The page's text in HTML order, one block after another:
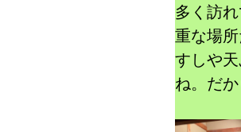
多く訪
重な場所
すしや
ね。だ